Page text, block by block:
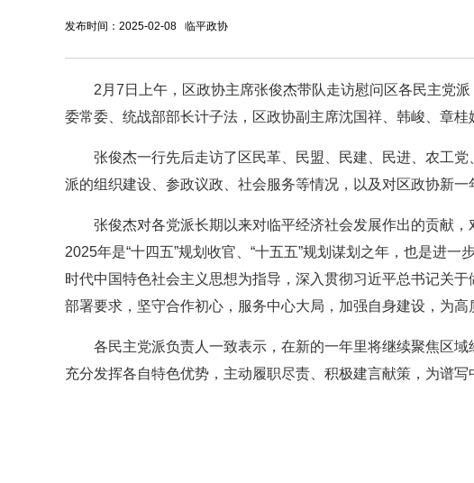
发布时间：2025-02-08 临平政协
2月7日上午，区政协主席张俊杰带队走访慰问区各民主党
委常委、统战部部长计子法，区政协副主席沈国祥、韩峻、章
张俊杰一行先后走访了区民革、民盟、民建、民进、农工
派的组织建设、参政议政、社会服务等情况，以及对区政协新一
张俊杰对各党派长期以来对临平经济社会发展作出的贡献
2025年是“十四五”规划收官、“十五五”规划谋划之年，也是进
时代中国特色社会主义思想为指导，深入贯彻习近平总书记关
部署要求，坚守合作初心，服务中心大局，加强自身建设，为高
各民主党派负责人一致表示，在新的一年里将继续聚焦区
充分发挥各自特色优势，主动履职尽责、积极建言献策，为谱写